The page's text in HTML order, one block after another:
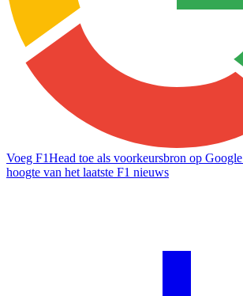
Voeg F1Head toe als voorkeursbron op Google
hoogte van het laatste F1 nieuws